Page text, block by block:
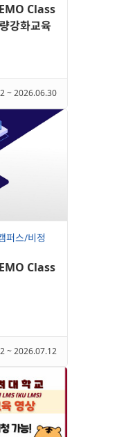
Class
강화교육
~ 2026.06.30
퍼스/비정
Class
~ 2026.07.12